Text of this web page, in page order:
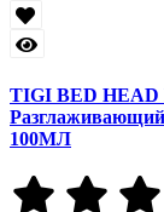
TIGI BED HEAD
Разглаживающий
100МЛ